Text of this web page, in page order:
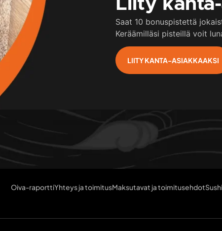
Saat 10 bonuspistettä
Keräämilläsi pisteillä voit
LIITY KANTA-ASIAKKAAKSI
Oiva-raporttiYhteys ja toimitusMaksutavat ja toimitusehdot